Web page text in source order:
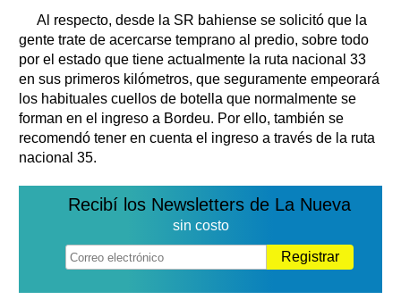
Al respecto, desde la SR bahiense se solicitó que la
gente trate de acercarse temprano al predio, sobre todo
por el estado que tiene actualmente la ruta nacional 33
en sus primeros kilómetros, que seguramente empeorará
los habituales cuellos de botella que normalmente se
forman en el ingreso a Bordeu. Por ello, también se
recomendó tener en cuenta el ingreso a través de la ruta
nacional 35.
Recibí los Newsletters de La Nueva
sin costo
Registrar